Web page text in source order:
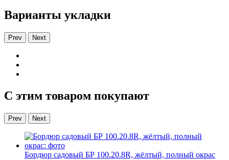
Варианты укладки
Prev Next
С этим товаром покупают
Prev Next
Бордюр садовый БР 100.20.8R, жёлтый, полный окрас